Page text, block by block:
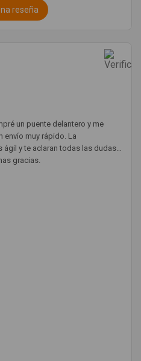
reseña
un puente delantero y me
envío muy rápido. La
y te aclaran todas las dudas.
gracias.